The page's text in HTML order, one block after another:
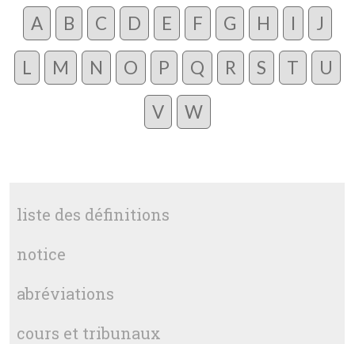
A B C D E F G H I J
L M N O P Q R S T U
V W
liste des définitions
notice
abréviations
cours et tribunaux